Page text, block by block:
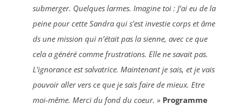
submerger. Quelques larmes. Imagine toi : J’ai eu de la
peine pour cette Sandra qui s’est investie corps et âme
ds une mission qui n’était pas la sienne, avec ce que
cela a généré comme frustrations. Elle ne savait pas.
L’ignorance est salvatrice. Maintenant je sais, et je vais
pouvoir aller vers ce que je sais faire de mieux. Etre
moi-même. Merci du fond du coeur. » Programme